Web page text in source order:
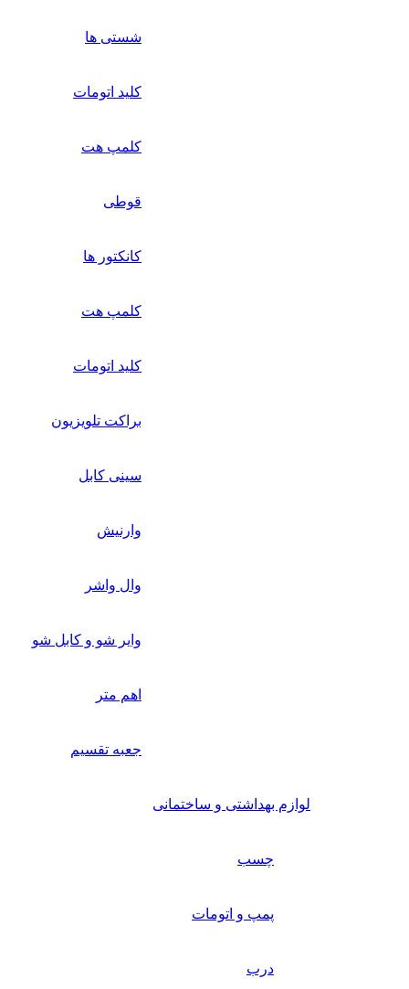
شستی ها
کلید اتومات
کلمپ هت
قوطی
کانکتور ها
کلمپ هت
کلید اتومات
براکت تلویزیون
سینی کابل
وارنیش
وال واشر
وایر شو و کابل شو
اهم متر
جعبه تقسیم
لوازم بهداشتی و ساختمانی
چسب
پمپ و اتومات
درب